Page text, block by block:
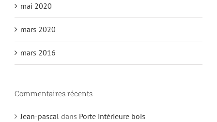
mai 2020
mars 2020
mars 2016
Commentaires récents
Jean-pascal dans Porte intérieure bois